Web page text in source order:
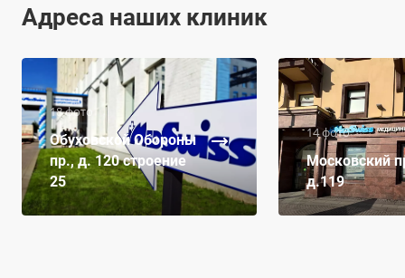
Адреса наших клиник
18 фото
Обуховской Обороны
пр., д. 120 строение
25
14 фото
Московский
д.119